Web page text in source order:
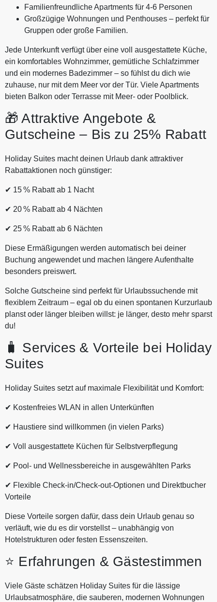
Familienfreundliche Apartments für 4‑6 Personen
Großzügige Wohnungen und Penthouses – perfekt für
Gruppen oder große Familien.
Jede Unterkunft verfügt über eine voll ausgestattete Küche,
ein komfortables Wohnzimmer, gemütliche Schlafzimmer
und ein modernes Badezimmer – so fühlst du dich wie
zuhause, nur mit dem Meer vor der Tür. Viele Apartments
bieten Balkon oder Terrasse mit Meer‑ oder Poolblick.
🎁 Attraktive Angebote &
Gutscheine – Bis zu 25% Rabatt
Holiday Suites macht deinen Urlaub dank attraktiver
Rabattaktionen noch günstiger:
✔ 15 % Rabatt ab 1 Nacht
✔ 20 % Rabatt ab 4 Nächten
✔ 25 % Rabatt ab 6 Nächten
Diese Ermäßigungen werden automatisch bei deiner
Buchung angewendet und machen längere Aufenthalte
besonders preiswert.
Solche Gutscheine sind perfekt für Urlaubssuchende mit
flexiblem Zeitraum – egal ob du einen spontanen Kurzurlaub
planst oder länger bleiben willst: je länger, desto mehr sparst
du!
🧳 Services & Vorteile bei Holiday
Suites
Holiday Suites setzt auf maximale Flexibilität und Komfort:
✔ Kostenfreies WLAN in allen Unterkünften
✔ Haustiere sind willkommen (in vielen Parks)
✔ Voll ausgestattete Küchen für Selbstverpflegung
✔ Pool‑ und Wellnessbereiche in ausgewählten Parks
✔ Flexible Check‑in/Check‑out‑Optionen und Direktbucher
Vorteile
Diese Vorteile sorgen dafür, dass dein Urlaub genau so
verläuft, wie du es dir vorstellst – unabhängig von
Hotelstrukturen oder festen Essenszeiten.
⭐ Erfahrungen & Gästestimmen
Viele Gäste schätzen Holiday Suites für die lässige
Urlaubsatmosphäre, die sauberen, modernen Wohnungen